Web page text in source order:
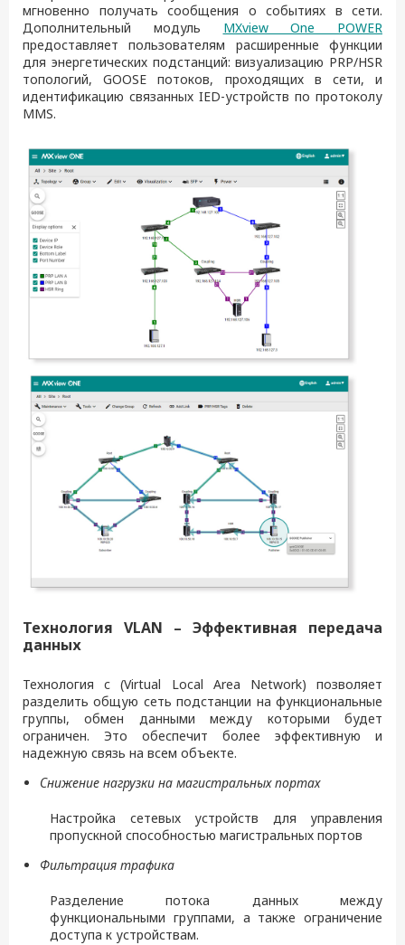
мгновенно получать сообщения о событиях в сети.
Дополнительный модуль MXview One POWER
предоставляет пользователям расширенные функции
для энергетических подстанций: визуализацию PRP/HSR
топологий, GOOSE потоков, проходящих в сети, и
идентификацию связанных IED-устройств по протоколу
MMS.
Технология VLAN – Эффективная передача
данных
Технология c (Virtual Local Area Network) позволяет
разделить общую сеть подстанции на функциональные
группы, обмен данными между которыми будет
ограничен. Это обеспечит более эффективную и
надежную связь на всем объекте.
Снижение нагрузки на магистральных портах
Настройка сетевых устройств для управления
пропускной способностью магистральных портов
Фильтрация трафика
Разделение потока данных между
функциональными группами, а также ограничение
доступа к устройствам.